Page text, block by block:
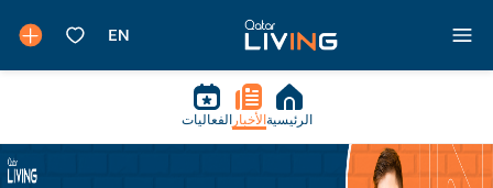
الرئيسية الأخبار الفعاليات